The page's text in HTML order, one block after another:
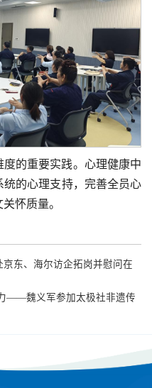
的重要实践。心理健康中
的心理支持，完善全员心
怀质量。
京东、海尔访企拓岗并慰问在
——魏义军参加太极社非遗传